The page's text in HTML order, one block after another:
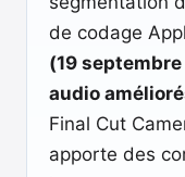
de codage
(19
audio
Final Cut
apporte des